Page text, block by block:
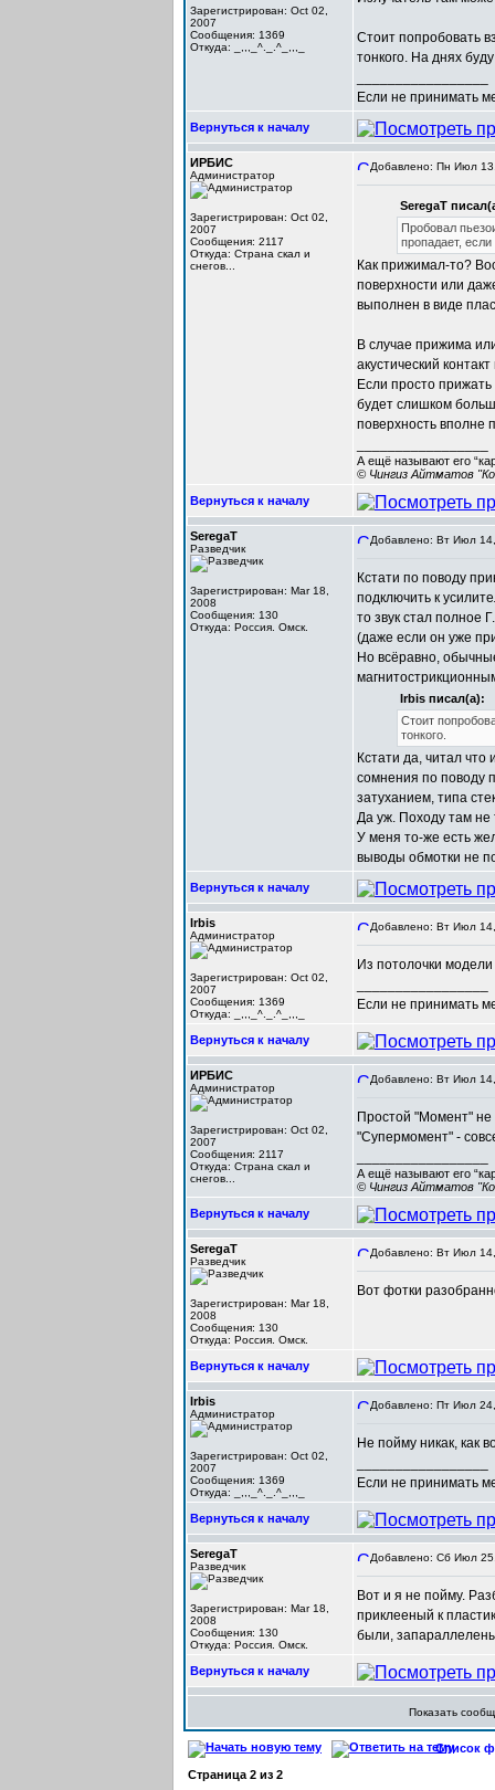
Зарегистрирован: Oct 02,
2007
Сообщения: 1369
Откуда: _,,,_^._.^_,,,_
Стоит попробовать
тонкого. На днях
Если не принимать
Вернуться к началу
ИРБИС
Администратор
Зарегистрирован: Oct 02,
2007
Сообщения: 2117
Откуда: Cтрана скал и
снегов...
Добавлено: Пн Июл
SeregaT
Пробовал
пропадает,
Как прижимал-то?
поверхности или
выполнен в виде
В случае прижима
акустический
Если просто
будет слишком
поверхность вполне
А ещё называют его
© Чингиз Айтматов
Вернуться к началу
SeregaT
Разведчик
Зарегистрирован: Mar 18,
2008
Сообщения: 130
Откуда: Россия. Омск.
Добавлено: Вт Июл
Кстати по поводу
подключить к
то звук стал полное
(даже если он уже
Но всёравно,
Irbis писал(а):
Стоит
тонкого.
Кстати да, читал
сомнения по поводу
затуханием, типа
Да уж. Походу там не
У меня то-же есть
выводы обмотки не
Вернуться к началу
Irbis
Администратор
Зарегистрирован: Oct 02,
2007
Сообщения: 1369
Откуда: _,,,_^._.^_,,,_
Добавлено: Вт Июл
Из потолочки
Если не принимать
Вернуться к началу
ИРБИС
Администратор
Зарегистрирован: Oct 02,
2007
Сообщения: 2117
Откуда: Cтрана скал и
снегов...
Добавлено: Вт Июл
Простой "Момент" не
"Супермомент" -
А ещё называют его
© Чингиз Айтматов
Вернуться к началу
SeregaT
Разведчик
Зарегистрирован: Mar 18,
2008
Сообщения: 130
Откуда: Россия. Омск.
Добавлено: Вт Июл
Вот фотки
Вернуться к началу
Irbis
Администратор
Зарегистрирован: Oct 02,
2007
Сообщения: 1369
Откуда: _,,,_^._.^_,,,_
Добавлено: Пт Июл
Не пойму никак, как
Если не принимать
Вернуться к началу
SeregaT
Разведчик
Зарегистрирован: Mar 18,
2008
Сообщения: 130
Откуда: Россия. Омск.
Добавлено: Сб Июл
Вот и я не пойму.
приклееный к
были,
Вернуться к началу
Показать
Список
Страница 2 из 2